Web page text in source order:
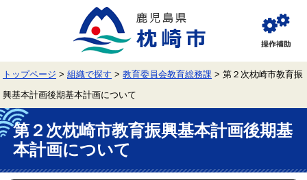
で
す。
ば
し
本
文
へ
覧
補
助
トップページ > 組織で探す > 教育委員会教育総務課 > 第２次枕崎市教育振
興基本計画後期基本計画について
本
文 第２次枕崎市教育振興基本計画後期基
本計画について